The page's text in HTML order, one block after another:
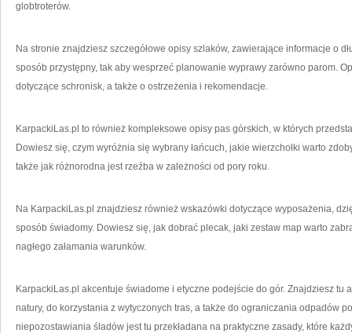
globtroterów.
Na stronie znajdziesz szczegółowe opisy szlaków, zawierające informacje o
sposób przystępny, tak aby wesprzeć planowanie wyprawy zarówno parom.
dotyczące schronisk, a także o ostrzeżenia i rekomendacje.
KarpackiLas.pl to również kompleksowe opisy pas górskich, w których
Dowiesz się, czym wyróżnia się wybrany łańcuch, jakie wierzchołki warto
także jak różnorodna jest rzeźba w zależności od pory roku.
Na KarpackiLas.pl znajdziesz również wskazówki dotyczące wyposażenia,
sposób świadomy. Dowiesz się, jak dobrać plecak, jaki zestaw map warto
nagłego załamania warunków.
KarpackiLas.pl akcentuje świadome i etyczne podejście do gór. Znajdziesz tu
natury, do korzystania z wytyczonych tras, a także do ograniczania odpadów
niepozostawiania śladów jest tu przekładana na praktyczne zasady, które